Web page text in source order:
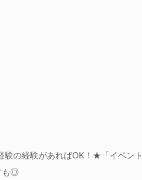
験の経験があればOK！★「イベント
も◎